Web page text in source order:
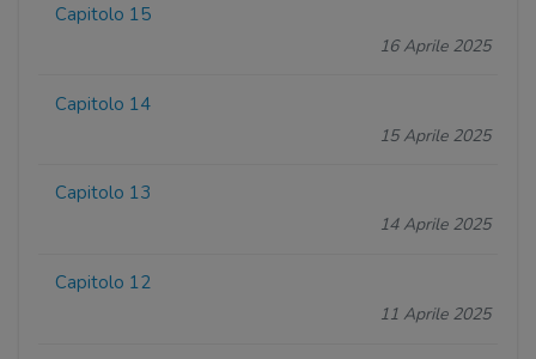
Capitolo 15
16 Aprile 2025
Capitolo 14
15 Aprile 2025
Capitolo 13
14 Aprile 2025
Capitolo 12
11 Aprile 2025